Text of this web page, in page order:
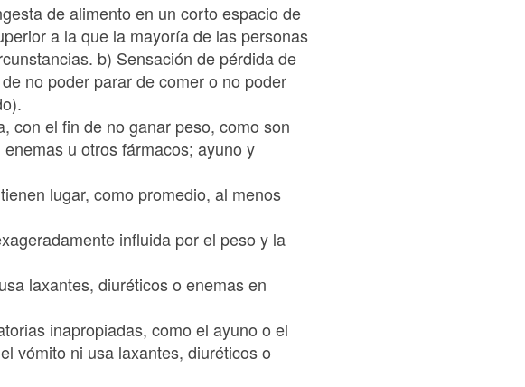
de alimento en un corto espacio de
a la que la mayoría de las personas
b) Sensación de pérdida de
no poder parar de comer o no poder
con el fin de no ganar peso, como son
u otros fármacos; ayuno y
lugar, como promedio, al menos
influida por el peso y la
laxantes, diuréticos o enemas en
inapropiadas, como el ayuno o el
vómito ni usa laxantes, diuréticos o